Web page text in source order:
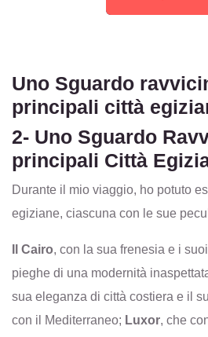
Uno Sguardo
principali città
2- Uno Sguardo
principali Città
Durante il mio viaggio, ho potuto
egiziane, ciascuna con le sue
Il Cairo, con la sua frenesia e i
pieghe di una modernità
sua eleganza di città costiera e il
con il Mediterraneo; Luxor, che